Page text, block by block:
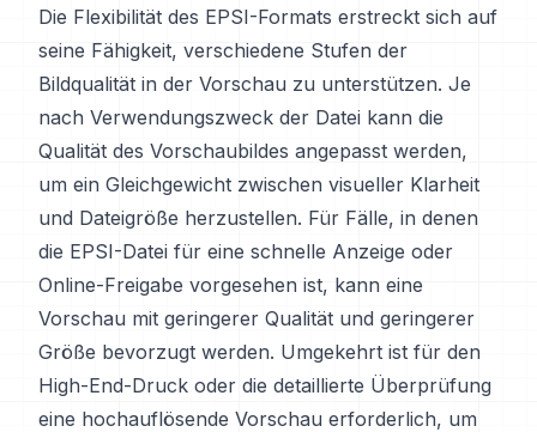
Die Flexibilität des EPSI-Formats erstreckt sich auf
seine Fähigkeit, verschiedene Stufen der
Bildqualität in der Vorschau zu unterstützen. Je
nach Verwendungszweck der Datei kann die
Qualität des Vorschaubildes angepasst werden,
um ein Gleichgewicht zwischen visueller Klarheit
und Dateigröße herzustellen. Für Fälle, in denen
die EPSI-Datei für eine schnelle Anzeige oder
Online-Freigabe vorgesehen ist, kann eine
Vorschau mit geringerer Qualität und geringerer
Größe bevorzugt werden. Umgekehrt ist für den
High-End-Druck oder die detaillierte Überprüfung
eine hochauflösende Vorschau erforderlich, um